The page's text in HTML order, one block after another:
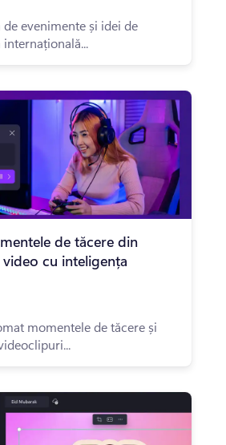
evenimente și idei de
de tăcere din
cu inteligența
momentele de tăcere și